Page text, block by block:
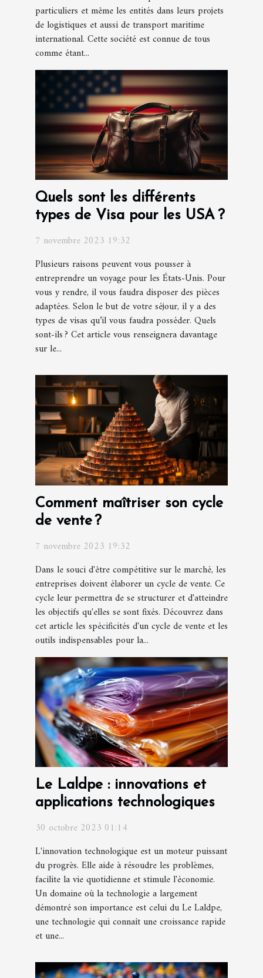
particuliers et même les entités dans leurs projets
de logistiques et aussi de transport maritime
international. Cette société est connue de tous
comme étant...
Quels sont les différents
types de Visa pour les USA ?
7 novembre 2023 19:32
Plusieurs raisons peuvent vous pousser à
entreprendre un voyage pour les États-Unis. Pour
vous y rendre, il vous faudra disposer des pièces
adaptées. Selon le but de votre séjour, il y a des
types de visas qu’il vous faudra posséder. Quels
sont-ils ? Cet article vous renseignera davantage
sur le...
Comment maîtriser son cycle
de vente ?
7 novembre 2023 19:32
Dans le souci d'être compétitive sur le marché, les
entreprises doivent élaborer un cycle de vente. Ce
cycle leur permettra de se structurer et d'atteindre
les objectifs qu'elles se sont fixés. Découvrez dans
cet article les spécificités d'un cycle de vente et les
outils indispensables pour la...
Le Laldpe : innovations et
applications technologiques
30 octobre 2023 01:14
L'innovation technologique est un moteur puissant
du progrès. Elle aide à résoudre les problèmes,
facilite la vie quotidienne et stimule l'économie.
Un domaine où la technologie a largement
démontré son importance est celui du Le Laldpe,
une technologie qui connaît une croissance rapide
et une...